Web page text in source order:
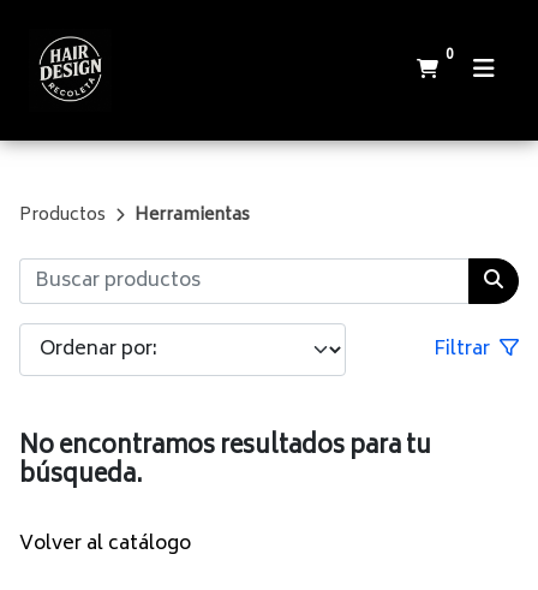
0
Productos Herramientas
Filtrar
No encontramos resultados para tu
búsqueda.
Volver al catálogo